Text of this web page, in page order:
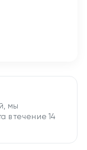
мы
в течение 14